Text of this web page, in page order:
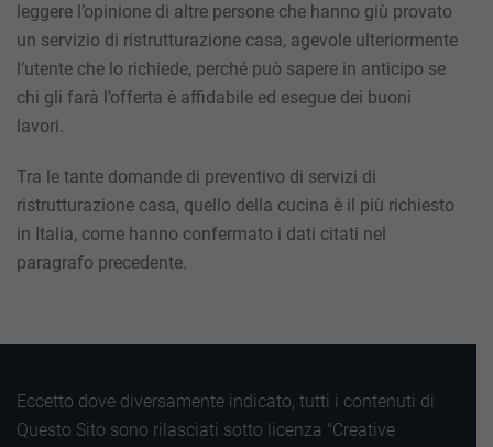
leggere l’opinione di altre persone che hanno giù provato
un servizio di ristrutturazione casa, agevole ulteriormente
l’utente che lo richiede, perché può sapere in anticipo se
chi gli farà l’offerta è affidabile ed esegue dei buoni
lavori.
Tra le tante domande di preventivo di servizi di
ristrutturazione casa, quello della cucina è il più richiesto
in Italia, come hanno confermato i dati citati nel
paragrafo precedente.
Eccetto dove diversamente indicato, tutti i contenuti di
Questo Sito sono rilasciati sotto licenza "Creative